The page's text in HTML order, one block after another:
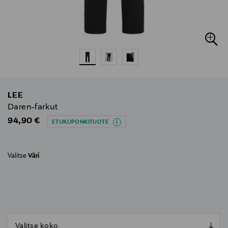
LEE
Daren-farkut
Original Price
94,90 € ETUKUPONKITUOTE
Valitse Väri